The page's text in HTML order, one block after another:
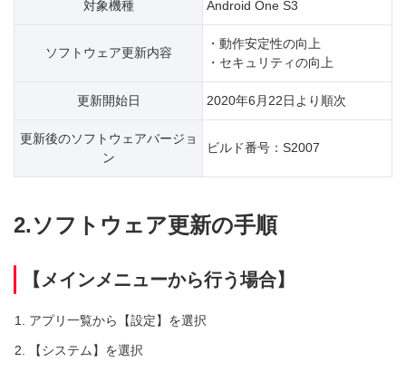
対象機種 Android One S3
ソフトウェア更新内容
・動作安定性の向上
・セキュリティの向上
更新開始日 2020年6月22日より順次
更新後のソフトウェアバージョ
ン
ビルド番号：S2007
2.ソフトウェア更新の手順
【メインメニューから行う場合】
アプリ一覧から【設定】を選択
【システム】を選択